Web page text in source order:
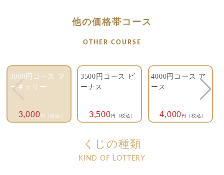
他の価格帯コース
OTHER COURSE
3000円コース マ
ーキュリー
3,000 円（税込）
3500円コース ビ
ーナス
3,500 円（税込）
4000円コース ア
ース
4,000 円（税込）
くじの種類
KIND OF LOTTERY